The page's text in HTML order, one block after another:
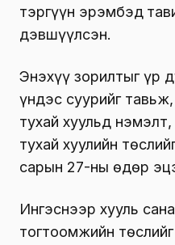
тэргүүн эрэмбэд
дэвшүүлсэн.
Энэхүү зорилтыг үр
үндэс суурийг
тухай хуульд
тухай хуулийн
сарын 27-ны өдөр
Ингэснээр хууль
тогтоомжийн